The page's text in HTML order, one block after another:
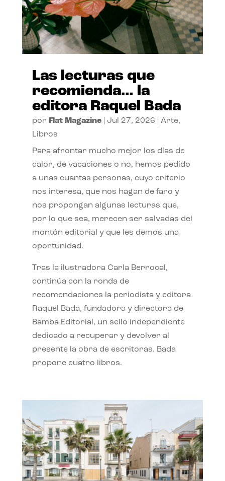
Las lecturas que
recomienda… la
editora Raquel Bada
por Flat Magazine| Jul 27, 2026 Arte,
Libros
Para afrontar mucho mejor los días de
calor, de vacaciones o no, hemos pedido
a unas cuantas personas, cuyo criterio
nos interesa, que nos hagan de faro y
nos propongan algunas lecturas que,
por lo que sea, merecen ser salvadas del
montón editorial y que les demos una
oportunidad.
Tras la ilustradora Carla Berrocal,
continúa con la ronda de
recomendaciones la periodista y editora
Raquel Bada, fundadora y directora de
Bamba Editorial, un sello independiente
dedicado a recuperar y devolver al
presente la obra de escritoras. Bada
propone cuatro libros.